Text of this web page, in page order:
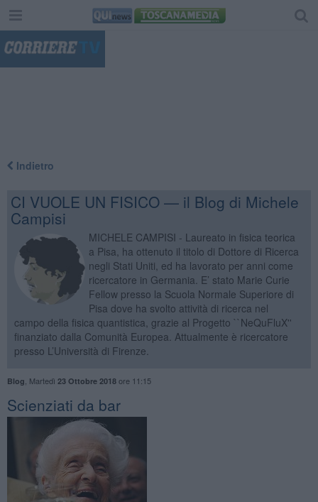
Indietro
CI VUOLE UN FISICO — il Blog di Michele
Campisi
MICHELE CAMPISI - Laureato in fisica teorica
a Pisa, ha ottenuto il titolo di Dottore di Ricerca
negli Stati Uniti, ed ha lavorato per anni come
ricercatore in Germania. E’ stato Marie Curie
Fellow presso la Scuola Normale Superiore di
Pisa dove ha svolto attività di ricerca nel
campo della fisica quantistica, grazie al Progetto ``NeQuFluX''
finanziato dalla Comunità Europea. Attualmente è ricercatore
presso L’Università di Firenze.
Blog Martedì 23 Ottobre 2018ore 11:15
Scienziati da bar